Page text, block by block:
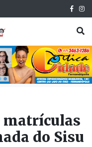
matrículas
do Sisu